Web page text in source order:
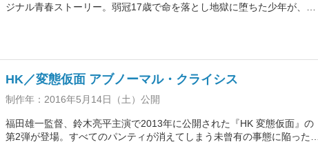
ジナル青春ストーリー。弱冠17歳で命を落とし地獄に堕ちた少年が、ク
HK／変態仮面 アブノーマル・クライシス
制作年：2016年5月14日（土）公開
福田雄一監督、鈴木亮平主演で2013年に公開された『HK 変態仮面』の
第2弾が登場。すべてのパンティが消えてしまう未曾有の事態に陥った世